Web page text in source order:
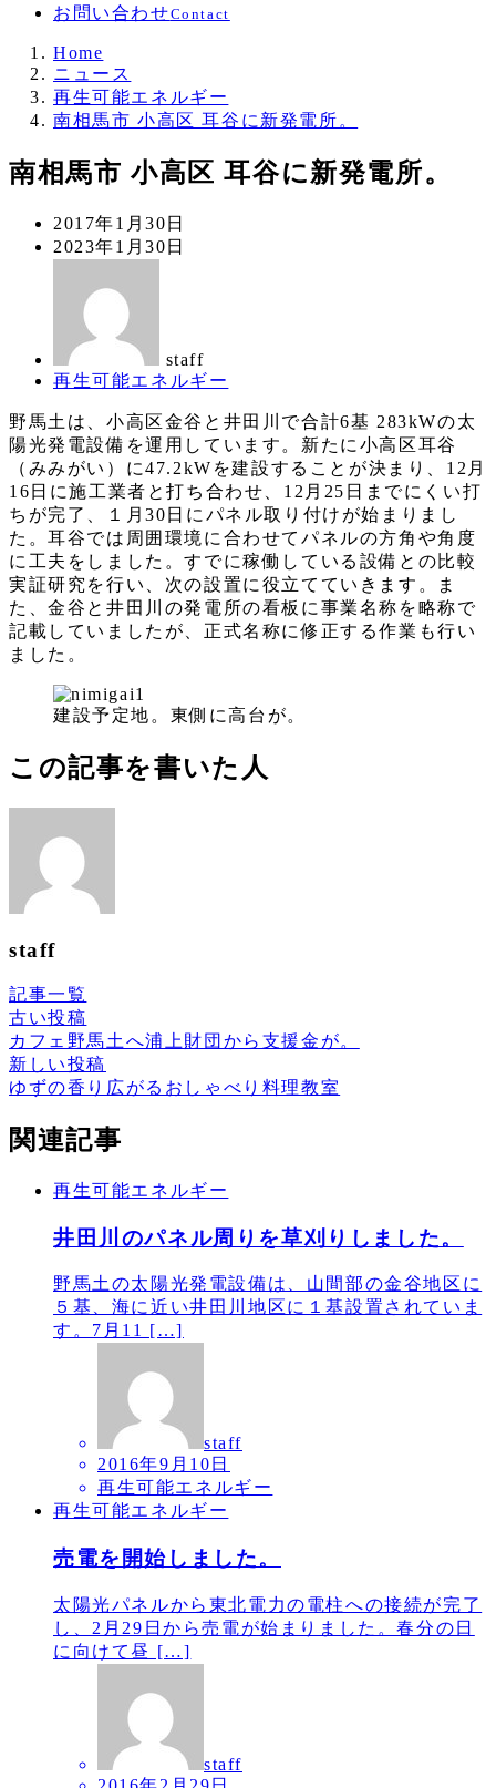
お問い合わせContact
Home
ニュース
再生可能エネルギー
南相馬市 小高区 耳谷に新発電所。
南相馬市 小高区 耳谷に新発電所。
投
稿
2017年1月30日
更
2023年1月30日
staff
カ
ゴ
リ
ー
再生可能エネルギー
野馬土は、小高区金谷と井田川で合計6基 283kWの太
陽光発電設備を運用しています。新たに小高区耳谷
（みみがい）に47.2kWを建設することが決まり、12月
16日に施工業者と打ち合わせ、12月25日までにくい打
ちが完了、１月30日にパネル取り付けが始まりまし
た。耳谷では周囲環境に合わせてパネルの方角や角度
に工夫をしました。すでに稼働している設備との比較
実証研究を行い、次の設置に役立てていきます。ま
た、金谷と井田川の発電所の看板に事業名称を略称で
記載していましたが、正式名称に修正する作業も行い
ました。
建設予定地。東側に高台が。
この記事を書いた人
staff
記事一覧
古い投稿
カフェ野馬土へ浦上財団から支援金が。
新しい投稿
ゆずの香り広がるおしゃべり料理教室
関連記事
再生可能エネルギー
井田川のパネル周りを草刈りしました。
野馬土の太陽光発電設備は、山間部の金谷地区に
５基、海に近い井田川地区に１基設置されていま
す。7月11 […]
staff
2016年9月10日
再生可能エネルギー
再生可能エネルギー
売電を開始しました。
太陽光パネルから東北電力の電柱への接続が完了
し、2月29日から売電が始まりました。春分の日
に向けて昼 […]
staff